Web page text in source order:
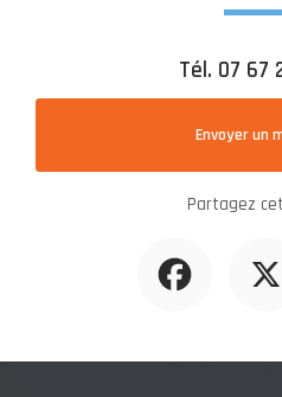
Tél. 07 67
Envoyer un
Partagez